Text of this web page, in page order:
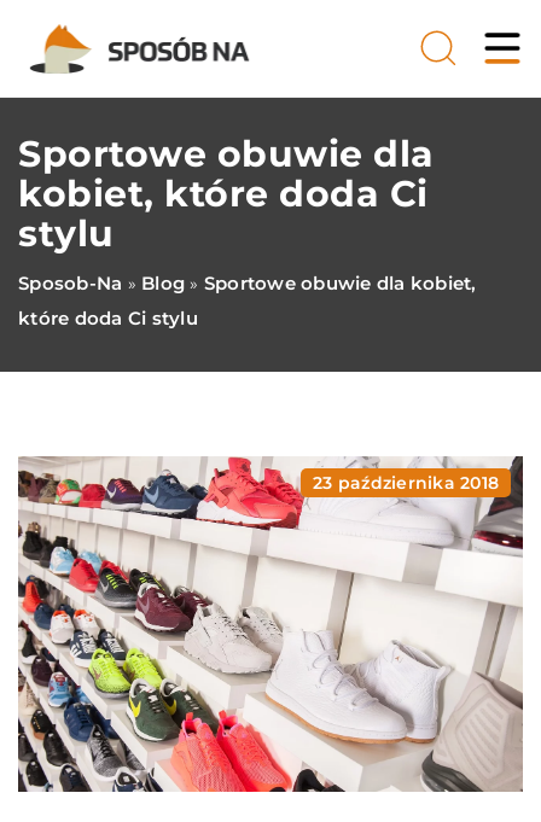
Sportowe obuwie dla
kobiet, które doda Ci
stylu
Sposob-Na » Blog » Sportowe obuwie dla kobiet,
które doda Ci stylu
23 października 2018